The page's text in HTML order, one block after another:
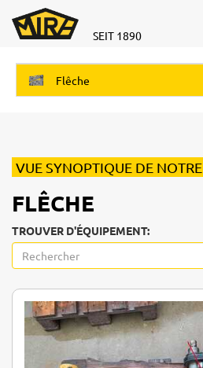
SEIT 1890
Flêche
VUE SYNOPTIQUE DE NOTRE
FLÊCHE
TROUVER D'ÉQUIPEMENT: